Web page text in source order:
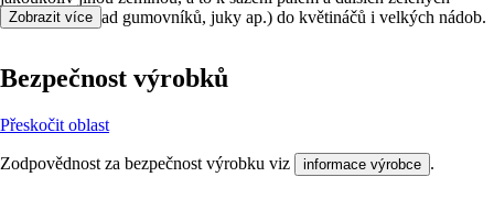
rostlin (například gumovníků, juky ap.) do květináčů i velkých nádob.
Zobrazit více
Bezpečnost výrobků
Přeskočit oblast
Zodpovědnost za bezpečnost výrobku viz informace výrobce .